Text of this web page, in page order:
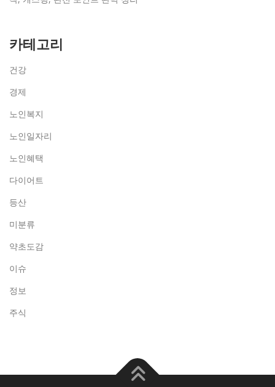
카테고리
건강
경제
노인복지
노인일자리
노인혜택
다이어트
등산
미분류
약초도감
이슈
정보
주식